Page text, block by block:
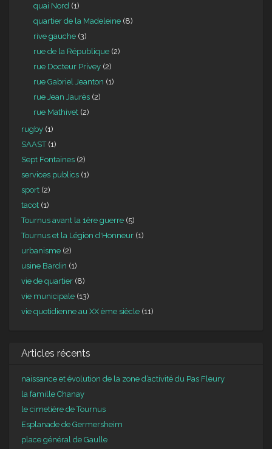
quai Nord (1)
quartier de la Madeleine (8)
rive gauche (3)
rue de la République (2)
rue Docteur Privey (2)
rue Gabriel Jeanton (1)
rue Jean Jaurès (2)
rue Mathivet (2)
rugby (1)
SAAST(1)
Sept Fontaines (2)
services publics (1)
sport (2)
tacot (1)
Tournus avant la 1ère guerre (5)
Tournus et la Légion d'Honneur (1)
urbanisme (2)
usine Bardin (1)
vie de quartier (8)
vie municipale (13)
vie quotidienne au XX ème siècle (11)
Articles récents
naissance et évolution de la zone d’activité du Pas Fleury
la famille Chanay
le cimetière de Tournus
Esplanade de Germersheim
place général de Gaulle